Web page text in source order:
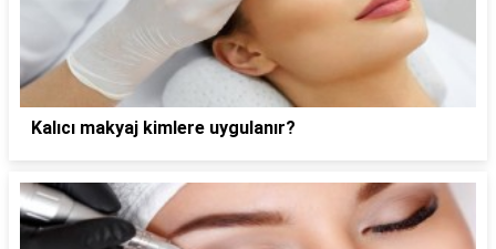
Kalıcı makyaj kimlere uygulanır?